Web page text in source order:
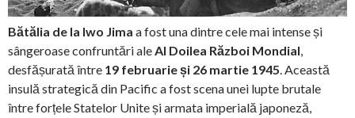
Bătălia de la Iwo Jima a fost una dintre cele mai intense și
sângeroase confruntări aleAl Doilea Război Mondial,
desfășurată între 19 februarie și 26 martie 1945. Această
insulă strategică din Pacific a fost scena unei lupte brutale
între forțele Statelor Unite și armata imperială japoneză,